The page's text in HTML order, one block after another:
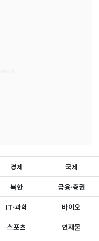
경제 국제
북한 금융·증권
IT·과학 바이오
스포츠 연재물